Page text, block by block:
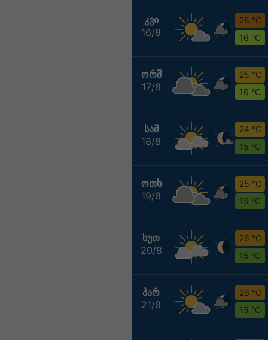
ᲙᲕᲘ
16/8
28 °C
16 °C
ᲝᲠᲨ
17/8
25 °C
16 °C
ᲡᲐᲛ
18/8
24 °C
15 °C
ᲝᲗᲮ
19/8
25 °C
15 °C
ᲮᲣᲗ
20/8
26 °C
15 °C
ᲞᲐᲠ
21/8
26 °C
15 °C